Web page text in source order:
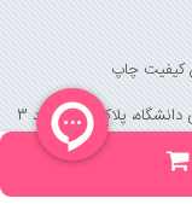
کیفیت چاپ
پلاک 158 واحد 3
(جهت خرید حضوری، تلفنی ، پیگیری سفارشات سایت با شماره تلفن 02166175070